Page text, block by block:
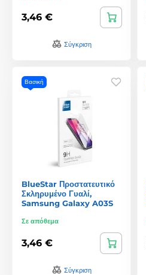
3,46 €
Σύγκριση
Βασική
BlueStar Προστατευτικό
Σκληρυμένο Γυαλί,
Samsung Galaxy A03S
Σε απόθεμα
3,46 €
Σύγκριση